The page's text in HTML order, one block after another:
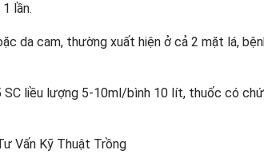
lần.
da cam, thường xuất hiện ở cả 2 mặt lá,
liều lượng 5-10ml/bình 10 lít, thuốc có
Vấn Kỹ Thuật Trồng